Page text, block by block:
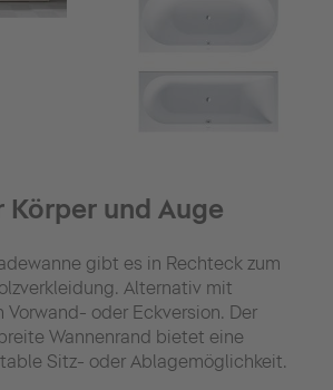
Körper und Auge
gibt es in Rechteck zum
Alternativ mit
Vorwand- oder Eckversion. Der
Wannenrand bietet eine
Sitz- oder Ablagemöglichkeit.